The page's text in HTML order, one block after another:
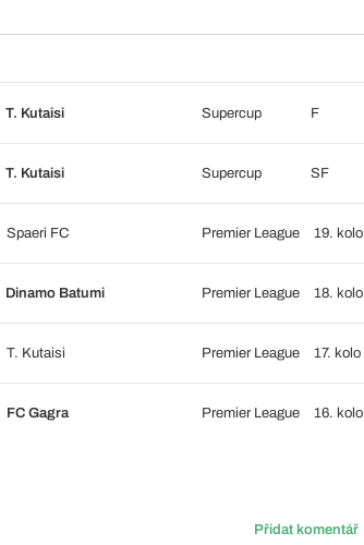
T. Kutaisi Supercup F
T. Kutaisi Supercup SF
Spaeri FC Premier League 19. kolo
Dinamo Batumi Premier League 18. kolo
T. Kutaisi Premier League 17. kolo
FC Gagra Premier League 16. kolo
Přidat komentář